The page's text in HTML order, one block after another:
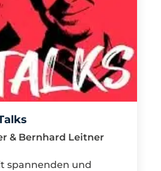
& Bernhard Leitner
spannenden und